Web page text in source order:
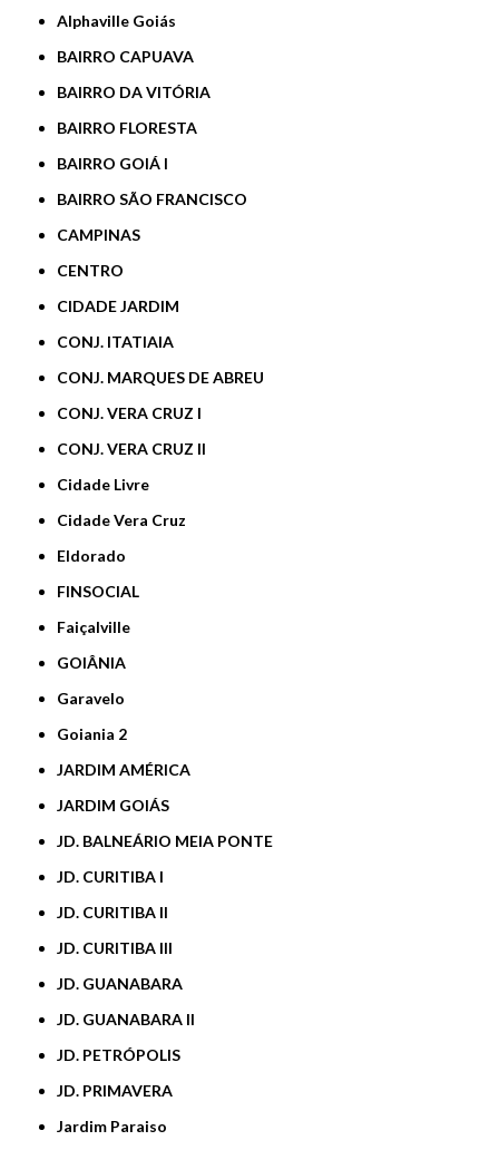
Alphaville Goiás
BAIRRO CAPUAVA
BAIRRO DA VITÓRIA
BAIRRO FLORESTA
BAIRRO GOIÁ I
BAIRRO SÃO FRANCISCO
CAMPINAS
CENTRO
CIDADE JARDIM
CONJ. ITATIAIA
CONJ. MARQUES DE ABREU
CONJ. VERA CRUZ I
CONJ. VERA CRUZ II
Cidade Livre
Cidade Vera Cruz
Eldorado
FINSOCIAL
Faiçalville
GOIÂNIA
Garavelo
Goiania 2
JARDIM AMÉRICA
JARDIM GOIÁS
JD. BALNEÁRIO MEIA PONTE
JD. CURITIBA I
JD. CURITIBA II
JD. CURITIBA III
JD. GUANABARA
JD. GUANABARA II
JD. PETRÓPOLIS
JD. PRIMAVERA
Jardim Paraiso